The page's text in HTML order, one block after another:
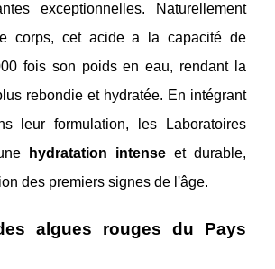
exceptionnelles. Naturellement
corps, cet acide a la capacité de
fois son poids en eau, rendant la
rebondie et hydratée. En intégrant
leur formulation, les Laboratoires
hydratation intenseet durable,
des premiers signes de l'âge.
algues rouges du Pays